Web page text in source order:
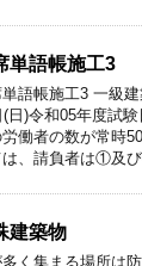
単語帳施工3
語帳施工3 一級
(日)令和05年度試
労働者の数が常時
は、請負者は①及
建築物
多く集まる場所は